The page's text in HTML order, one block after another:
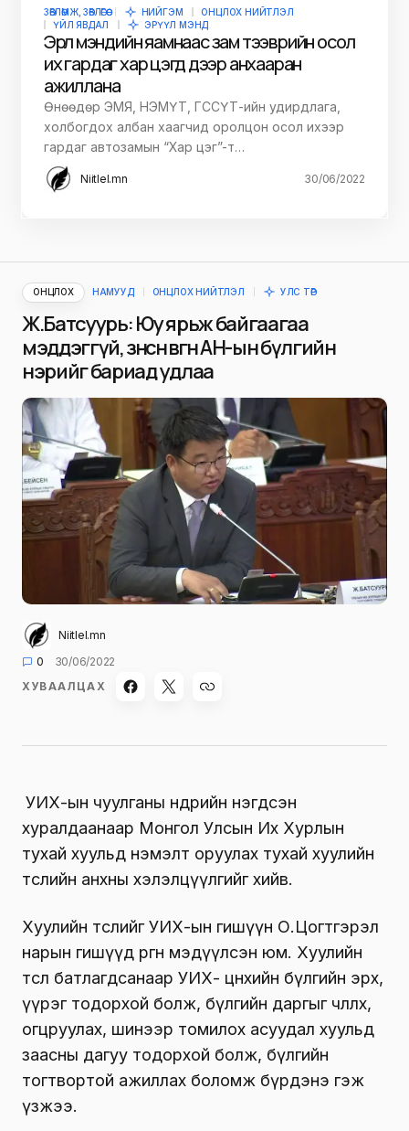
ЗӨВЛӨМЖ, ЗӨВЛӨГӨӨ НИЙГЭМ
ОНЦЛОХ НИЙТЛЭЛ
ҮЙЛ ЯВДАЛ
ЭРҮҮЛ МЭНД
Эрүүл мэндийн яамнаас зам тээврийн осол
их гардаг хар цэгүүд дээр анхааран
ажиллана
Өнөөдөр ЭМЯ, НЭМҮТ, ГССҮТ-ийн удирдлага,
холбогдох албан хаагчид оролцон осол ихээр
гардаг автозамын “Хар цэг”-т…
Niitlel.mn 30/06/2022
ОНЦЛОХ НАМУУД ОНЦЛОХ НИЙТЛЭЛ УЛС ТӨР
Ж.Батсуурь: Юу ярьж байгаагаа
мэддэггүй, зөнөсөн өвгөн АН-ын бүлгийн
нэрийг бариад удлаа
Niitlel.mn
0
30/06/2022
ХУВААЛЦАХ
УИХ-ын чуулганы өнөөдрийн нэгдсэн
хуралдаанаар Монгол Улсын Их Хурлын
тухай хуульд нэмэлт оруулах тухай хуулийн
төслийн анхны хэлэлцүүлгийг хийв.
Хуулийн төслийг УИХ-ын гишүүн О.Цогтгэрэл
нарын гишүүд өргөн мэдүүлсэн юм. Хуулийн
төсөл батлагдсанаар УИХ- цөөнхийн бүлгийн эрх,
үүрэг тодорхой болж, бүлгийн даргыг чөлөөлөх,
огцруулах, шинээр томилох асуудал хуульд
заасны дагуу тодорхой болж, бүлгийн
тогтвортой ажиллах боломж бүрдэнэ гэж
үзжээ.